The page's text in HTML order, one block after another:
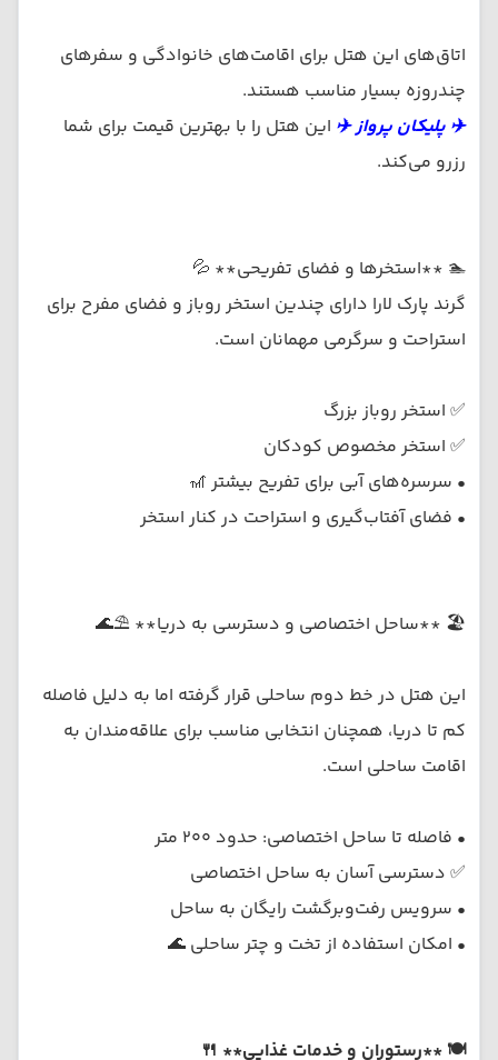
اتاق‌های این هتل برای اقامت‌های خانوادگی و سفرهای
چندروزه بسیار مناسب هستند.
✈️ پلیکان پرواز ✈️ این هتل را با بهترین قیمت برای شما
رزرو می‌کند.
🏊 **استخرها و فضای تفریحی** 💦
گرند پارک لارا دارای چندین استخر روباز و فضای مفرح برای
استراحت و سرگرمی مهمانان است.
✅ استخر روباز بزرگ
✅ استخر مخصوص کودکان
• سرسره‌های آبی برای تفریح بیشتر 🎢
• فضای آفتاب‌گیری و استراحت در کنار استخر
🏖️ **ساحل اختصاصی و دسترسی به دریا** ⛱️🌊
این هتل در خط دوم ساحلی قرار گرفته اما به دلیل فاصله
کم تا دریا، همچنان انتخابی مناسب برای علاقه‌مندان به
اقامت ساحلی است.
• فاصله تا ساحل اختصاصی: حدود ۲۰۰ متر
✅ دسترسی آسان به ساحل اختصاصی
• سرویس رفت‌وبرگشت رایگان به ساحل
• امکان استفاده از تخت و چتر ساحلی 🌊
🍽️ **رستوران و خدمات غذایی** 🍴